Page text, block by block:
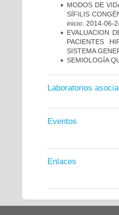
MODOS DE
SÍFILIS
inicio: 2014-06-
EVALUACION
PACIENTES
SISTEMA
SEMIOLOGÍA
Laboratorios
Eventos
Enlaces